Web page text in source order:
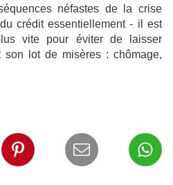
néfastes de la crise
crédit essentiellement - il est
vite pour éviter de laisser
lot de misères : chômage,